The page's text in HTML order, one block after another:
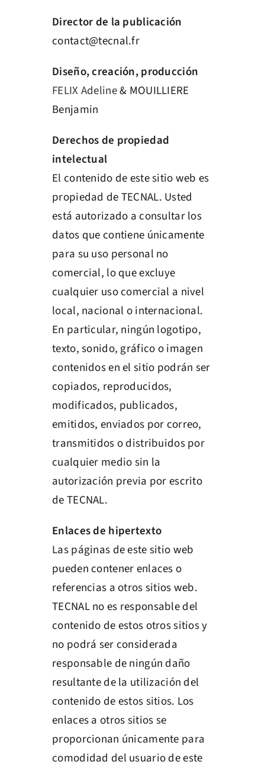
Director de la publicación
contact@tecnal.fr
Diseño, creación, producción
FELIX Adeline& MOUILLIERE
Benjamin
Derechos de propiedad
intelectual
El contenido de este sitio web es
propiedad de TECNAL. Usted
está autorizado a consultar los
datos que contiene únicamente
para su uso personal no
comercial, lo que excluye
cualquier uso comercial a nivel
local, nacional o internacional.
En particular, ningún logotipo,
texto, sonido, gráfico o imagen
contenidos en el sitio podrán ser
copiados, reproducidos,
modificados, publicados,
emitidos, enviados por correo,
transmitidos o distribuidos por
cualquier medio sin la
autorización previa por escrito
de TECNAL.
Enlaces de hipertexto
Las páginas de este sitio web
pueden contener enlaces o
referencias a otros sitios web.
TECNAL no es responsable del
contenido de estos otros sitios y
no podrá ser considerada
responsable de ningún daño
resultante de la utilización del
contenido de estos sitios. Los
enlaces a otros sitios se
proporcionan únicamente para
comodidad del usuario de este